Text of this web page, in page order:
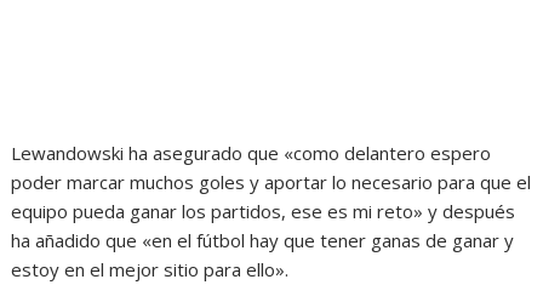
Lewandowski ha asegurado que «como delantero espero
poder marcar muchos goles y aportar lo necesario para que el
equipo pueda ganar los partidos, ese es mi reto» y después
ha añadido que «en el fútbol hay que tener ganas de ganar y
estoy en el mejor sitio para ello».